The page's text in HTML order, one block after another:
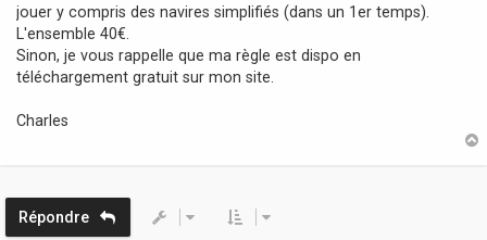
jouer y compris des navires simplifiés (dans un 1er temps).
L'ensemble 40€.
Sinon, je vous rappelle que ma règle est dispo en
téléchargement gratuit sur mon site.
Charles
Répondre